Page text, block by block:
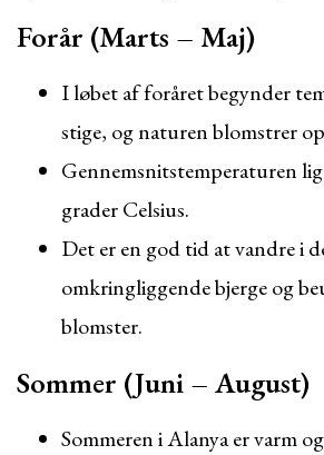
Forår (Marts – Maj)
I løbet af foråret begynder
stige, og naturen blomstrer
Gennemsnitstemperaturen
grader Celsius.
Det er en god tid at vandre i
omkringliggende bjerge og
blomster.
Sommer (Juni – August)
Sommeren i Alanya er varm